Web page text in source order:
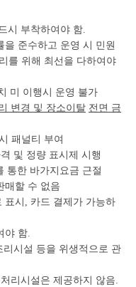
시 부착하여야 함.
준수하고 운영 시 민원
를 위해 최선을 다하여야
미 이행시 운영 불가
변경 및 장소이탈 전면 금
패널티 부여
및 정량 표시제 시행
통한 바가지요금 근절
매할 수 없음
시, 카드 결제가 가능하
야 함.
시설 등을 위생적으로 관
리시설은 제공하지 않음.